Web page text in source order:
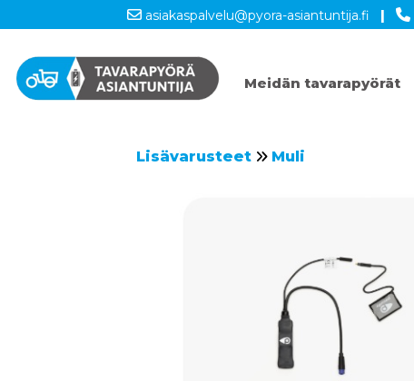
asiakaspalvelu@pyora-asiantuntija.fi |
Meidän tavarapyörät
Lisävarusteet Muli